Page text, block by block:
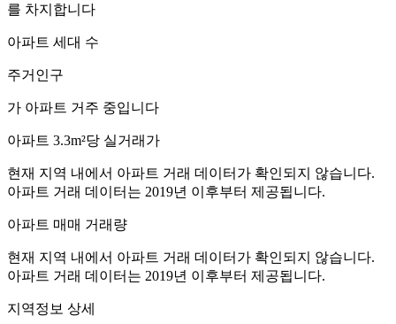
를 차지합니다
아파트 세대 수
주거인구
가 아파트 거주 중입니다
아파트 3.3m²당 실거래가
현재 지역 내에서 아파트 거래 데이터가 확인되지 않습니다.
아파트 거래 데이터는 2019년 이후부터 제공됩니다.
아파트 매매 거래량
현재 지역 내에서 아파트 거래 데이터가 확인되지 않습니다.
아파트 거래 데이터는 2019년 이후부터 제공됩니다.
지역정보 상세